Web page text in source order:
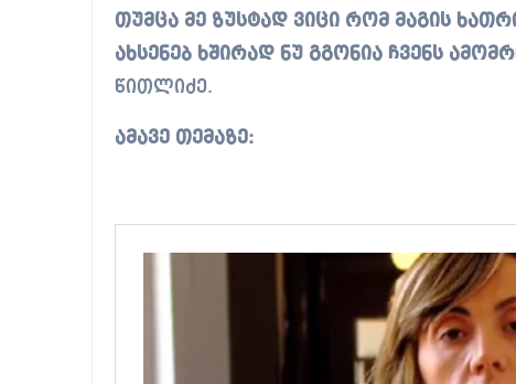
თუმცა მე ზუსტად ვიცი რომ მაგის
ახსენებ ხშირად ნუ გგონია ჩვენს
წითლიძე.
ამავე თემაზე: